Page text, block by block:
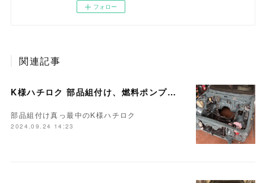
フォロー
関連記事
K様ハチロク 部品組付け、燃料ポンプ交換…
部品組付け真っ最中のK様ハチロク
2024.09.24 14:23